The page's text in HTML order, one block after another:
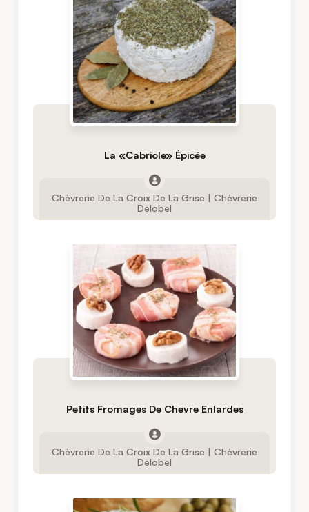
La «Cabriole» Épicée
Chèvrerie De La Croix De La Grise | Chèvrerie
Delobel
Petits Fromages De Chevre Enlardes
Chèvrerie De La Croix De La Grise | Chèvrerie
Delobel